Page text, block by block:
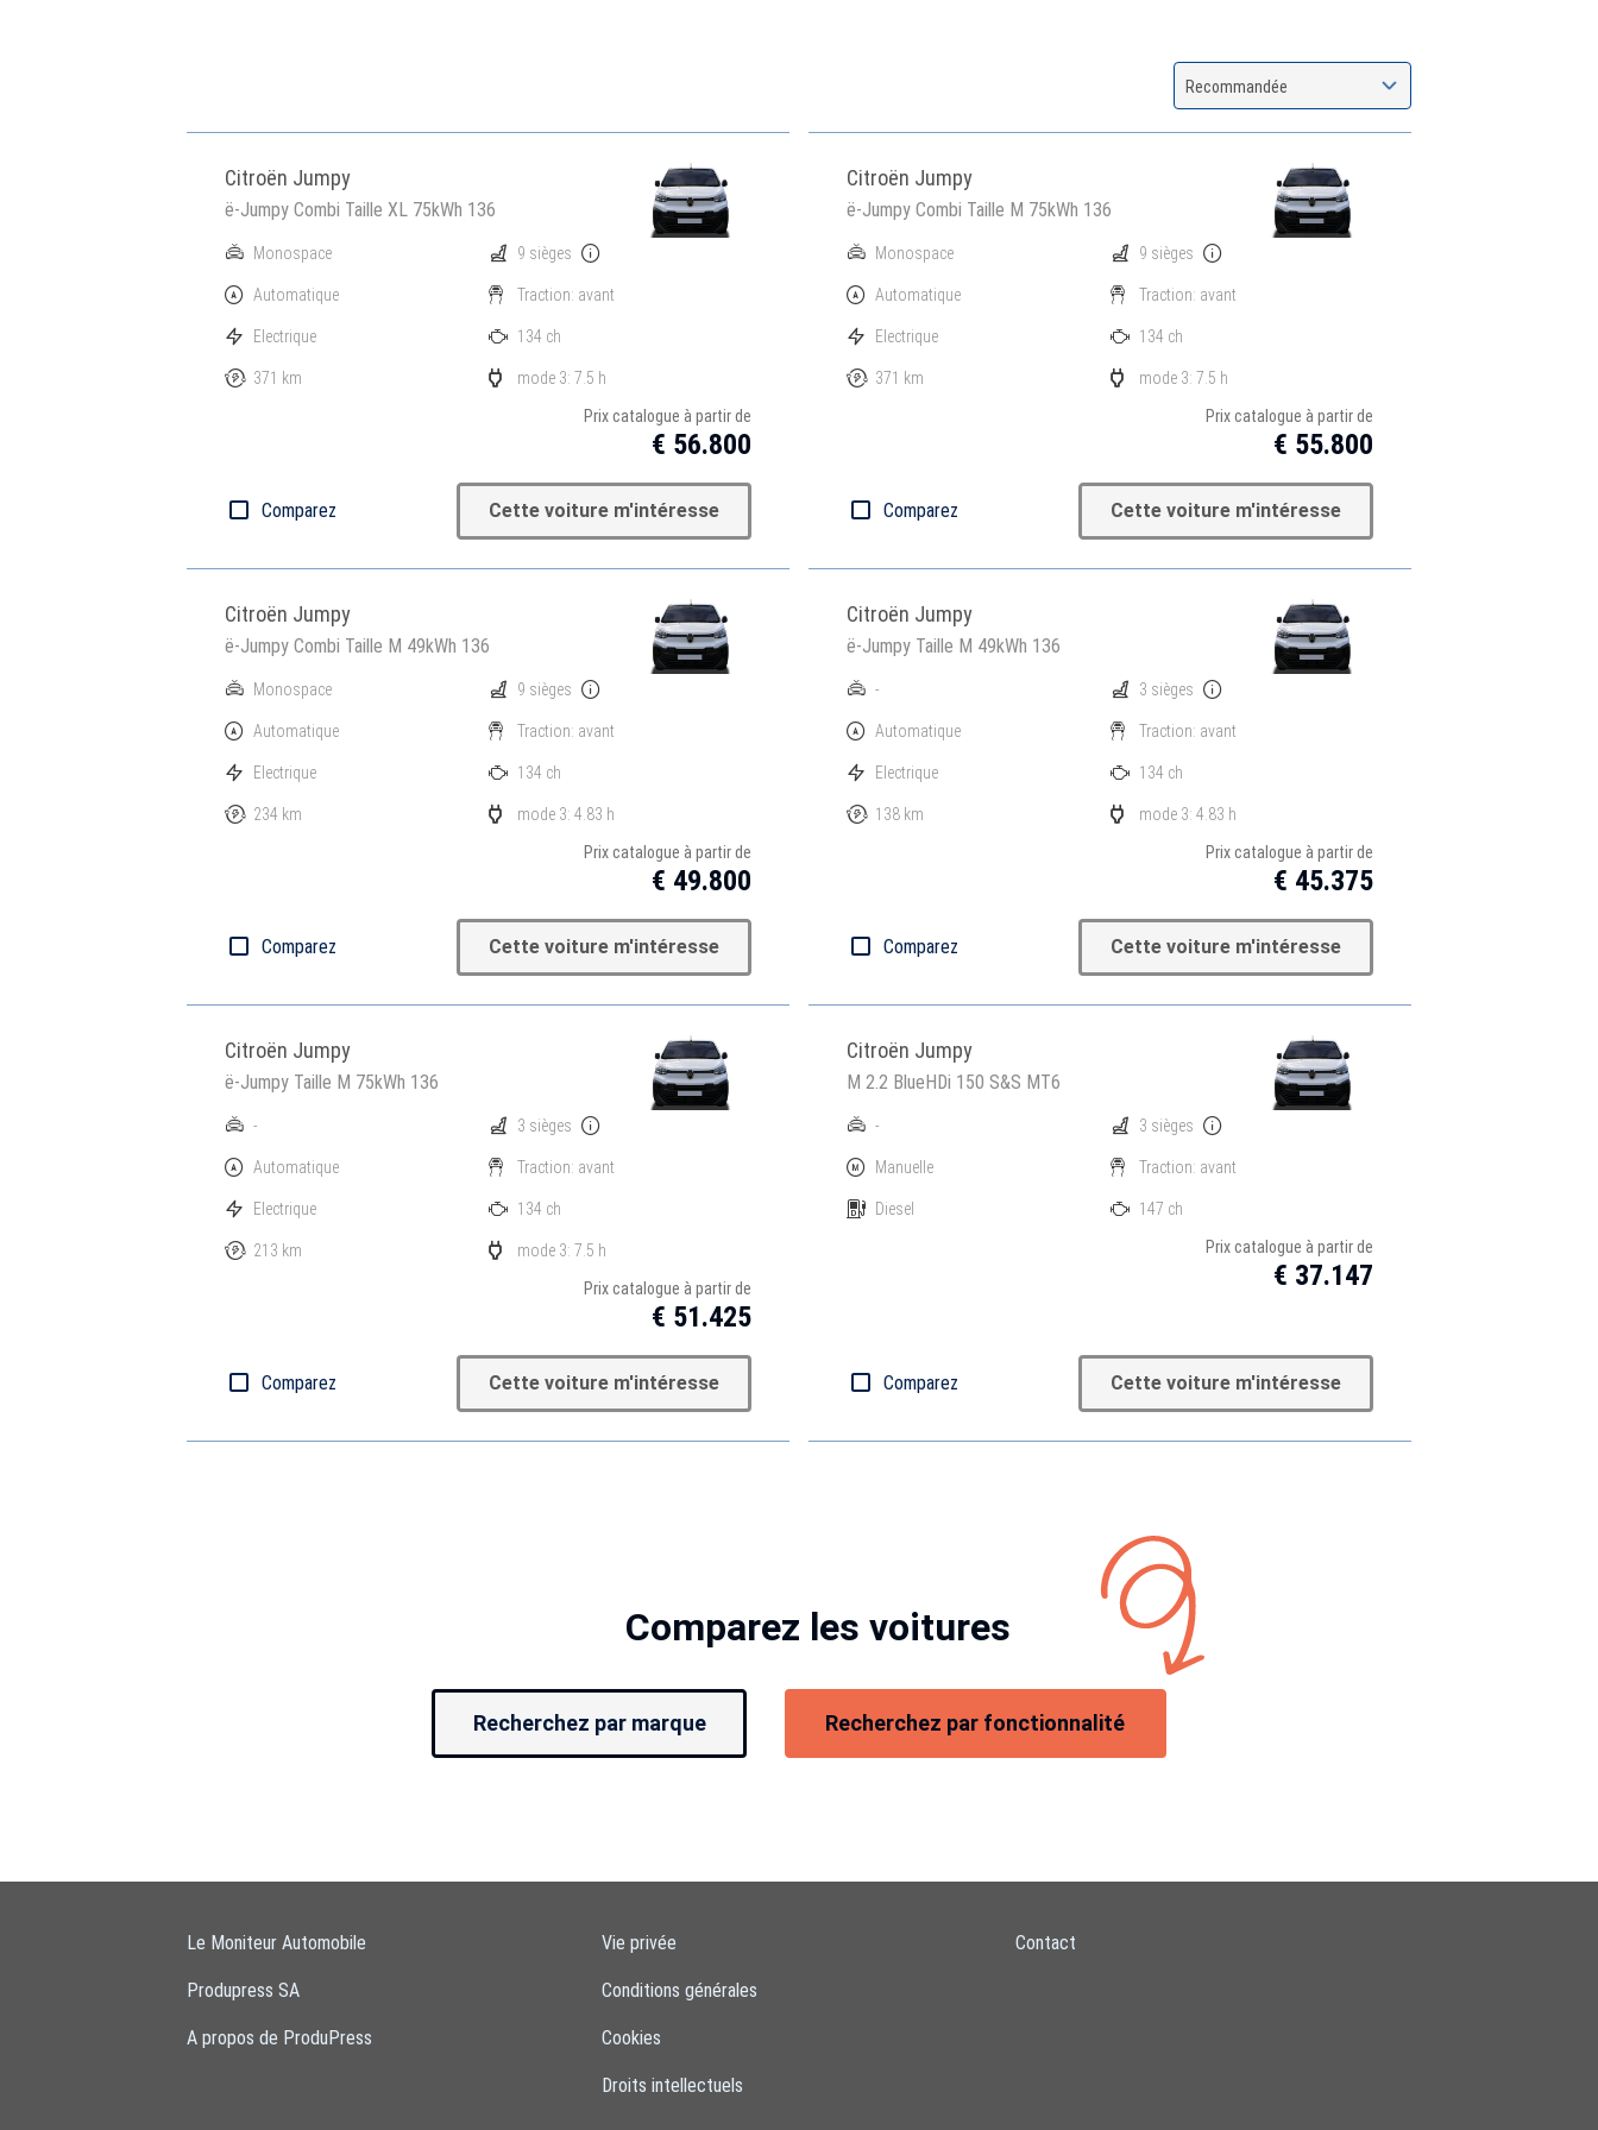
Recommandée
Citroën Jumpy
ë-Jumpy Combi Taille XL 75kWh 136
Monospace
Automatique
Electrique
371 km
9 sièges
Traction: avant
134 ch
mode 3: 7.5 h
Prix catalogue à partir de
€ 56.800
Comparez Cette voiture m'intéresse
Citroën Jumpy
ë-Jumpy Combi Taille M 75kWh 136
Monospace
Automatique
Electrique
371 km
9 sièges
Traction: avant
134 ch
mode 3: 7.5 h
Prix catalogue à partir de
€ 55.800
Comparez Cette voiture m'intéresse
Citroën Jumpy
ë-Jumpy Combi Taille M 49kWh 136
Monospace
Automatique
Electrique
234 km
9 sièges
Traction: avant
134 ch
mode 3: 4.83 h
Prix catalogue à partir de
€ 49.800
Comparez Cette voiture m'intéresse
Citroën Jumpy
ë-Jumpy Taille M 49kWh 136
-
Automatique
Electrique
138 km
3 sièges
Traction: avant
134 ch
mode 3: 4.83 h
Prix catalogue à partir de
€ 45.375
Comparez Cette voiture m'intéresse
Citroën Jumpy
ë-Jumpy Taille M 75kWh 136
-
Automatique
Electrique
213 km
3 sièges
Traction: avant
134 ch
mode 3: 7.5 h
Prix catalogue à partir de
€ 51.425
Comparez Cette voiture m'intéresse
Citroën Jumpy
M 2.2 BlueHDi 150 S&S MT6
-
Manuelle
Diesel
3 sièges
Traction: avant
147 ch
Prix catalogue à partir de
€ 37.147
Comparez Cette voiture m'intéresse
Comparez les voitures
Recherchez par marque Recherchez par fonctionnalité
Le Moniteur Automobile
Produpress SA
A propos de ProduPress
Vie privée
Conditions générales
Cookies
Droits intellectuels
Contact